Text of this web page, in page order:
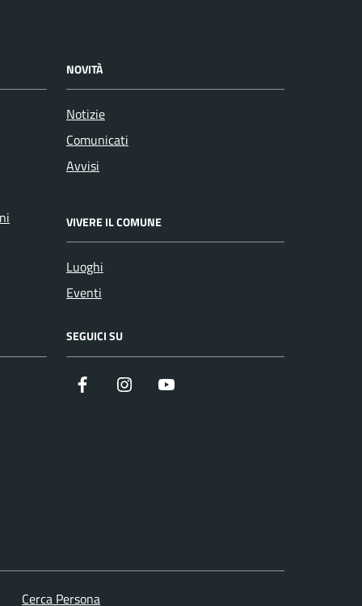
NOVITÀ
Notizie
Comunicati
Avvisi
VIVERE IL COMUNE
Luoghi
Eventi
SEGUICI SU
Facebook Instagram
Cerca Persona